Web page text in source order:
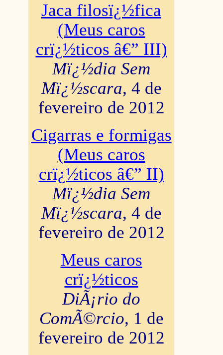
Jaca filosï¿½fica
(Meus caros
crï¿½ticos â€” III)
Mï¿½dia Sem
Mï¿½scara, 4 de
fevereiro de 2012
Cigarras e formigas
(Meus caros
crï¿½ticos â€” II)
Mï¿½dia Sem
Mï¿½scara, 4 de
fevereiro de 2012
Meus caros
crï¿½ticos
DiÃ¡rio do
ComÃ©rcio, 1 de
fevereiro de 2012